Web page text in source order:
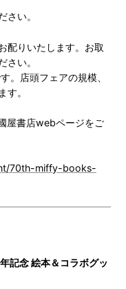
さい。
配りいたします。お取
さい。
。店頭フェアの規模、
す。
書店webページをご
70th-miffy-books-
記念 絵本＆コラボグッ